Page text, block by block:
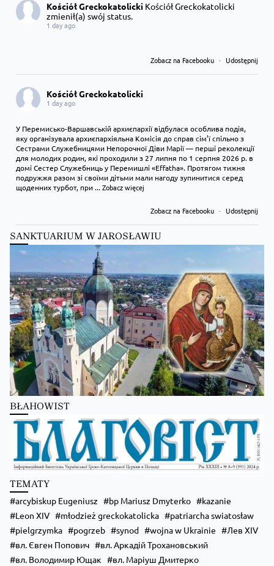
Kościół Greckokatolicki Kościół Greckokatolicki
zmienił(a) swój status.
1 day ago
Zobacz na Facebooku · Udostępnij
Kościół Greckokatolicki
1 day ago
У Перемисько-Варшавській архиєпархії відбулася особлива подія,
яку організувала архиєпархіяльна Комісія до справ сім’ї спільно з
Сестрами Служебницями Непорочної Діви Марії — перші реколекції
для молодих родин, які проходили з 27 липня по 1 серпня 2026 р. в
домі Сестер Служебниць у Перемишлі «Effatha». Протягом тижня
подружжя разом зі своїми дітьми мали нагоду зупинитися серед
щоденних турбот, при...Zobacz więcej
Zobacz na Facebooku · Udostępnij
Kościół Greckokatolicki
Преображення Господнє в Лодзі
Zobacz na Facebooku · Udostępnij
SANKTUARIUM W JAROSŁAWIU
BŁAHOWIST
TEMATY
arcybiskup Eugeniusz bp Mariusz Dmyterko
kazanie
Leon XIV
młodzież greckokatolicka
patriarcha swiatosław
pielgrzymka
pogrzeb synod wojna w Ukrainie
Лев XIV
вл. Євген Попович
вл. Аркадій Трохановський
вл. Володимир Ющак
вл. Маріуш Дмитерко